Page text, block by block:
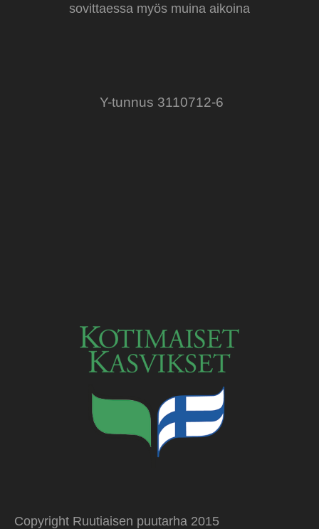
sovittaessa myös muina aikoina
Y-tunnus 3110712-6
Copyright Ruutiaisen puutarha 2015